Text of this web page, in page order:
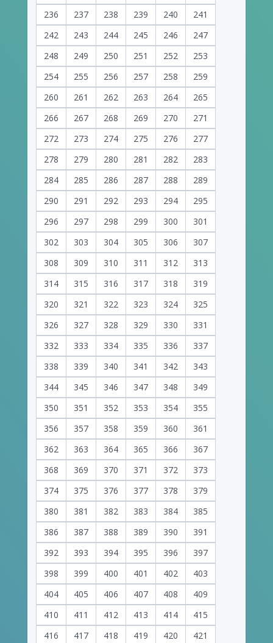
236
237 238 239 240
241
242
243 244 245 246
247
248
249 250 251 252
253
254
255 256 257 258
259
260
261 262 263 264
265
266
267 268 269 270
271
272
273 274 275 276
277
278
279 280 281 282
283
284
285 286 287 288
289
290
291 292 293 294
295
296
297 298 299 300
301
302
303 304 305 306
307
308
309 310 311 312
313
314
315 316 317 318
319
320
321 322 323 324
325
326
327 328 329 330
331
332
333 334 335 336
337
338
339 340 341 342
343
344
345 346 347 348
349
350
351 352 353 354
355
356
357 358 359 360
361
362
363 364 365 366
367
368
369 370 371 372
373
374
375 376 377 378
379
380
381 382 383 384
385
386
387 388 389 390
391
392
393 394 395 396
397
398
399 400 401 402
403
404
405 406 407 408
409
410
411 412 413 414
415
416
417 418 419 420 421